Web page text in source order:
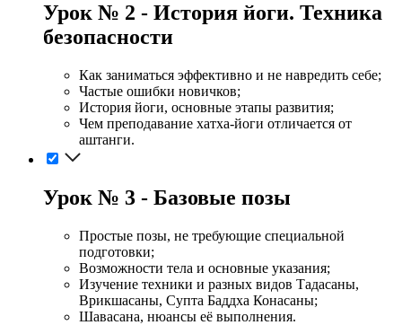
Урок № 2 - История йоги. Техника
безопасности
Как заниматься эффективно и не навредить себе;
Частые ошибки новичков;
История йоги, основные этапы развития;
Чем преподавание хатха-йоги отличается от
аштанги.
Урок № 3 - Базовые позы
Простые позы, не требующие специальной
подготовки;
Возможности тела и основные указания;
Изучение техники и разных видов Тадасаны,
Врикшасаны, Супта Баддха Конасаны;
Шавасана, нюансы её выполнения.